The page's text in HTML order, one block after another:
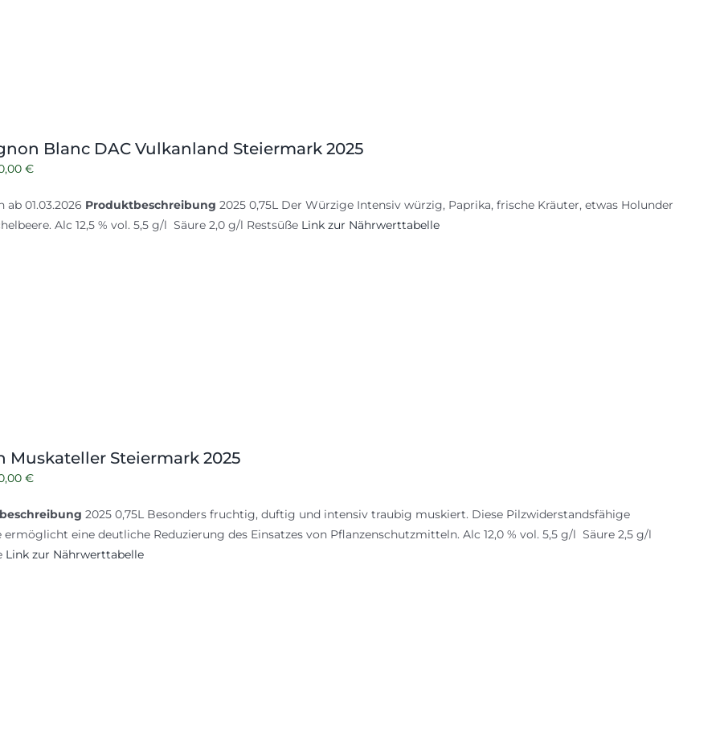
Blanc DAC Vulkanland Steiermark 2025
€
€Aktueller
ist:
10,00 €.
ab 01.03.2026 Produktbeschreibung 2025 0,75L Der Würzige Intensiv würzig, Paprika, frische Kräuter, etwas Holunder
Alc 12,5 % vol. 5,5 g/l Säure 2,0 g/l Restsüße Link zur Nährwerttabelle
Muskateller Steiermark 2025
€
€Aktueller
ist:
10,00 €.
2025 0,75L Besonders fruchtig, duftig und intensiv traubig muskiert. Diese Pilzwiderstandsfähige
ermöglicht eine deutliche Reduzierung des Einsatzes von Pflanzenschutzmitteln. Alc 12,0 % vol. 5,5 g/l Säure 2,5 g/l
Link zur Nährwerttabelle